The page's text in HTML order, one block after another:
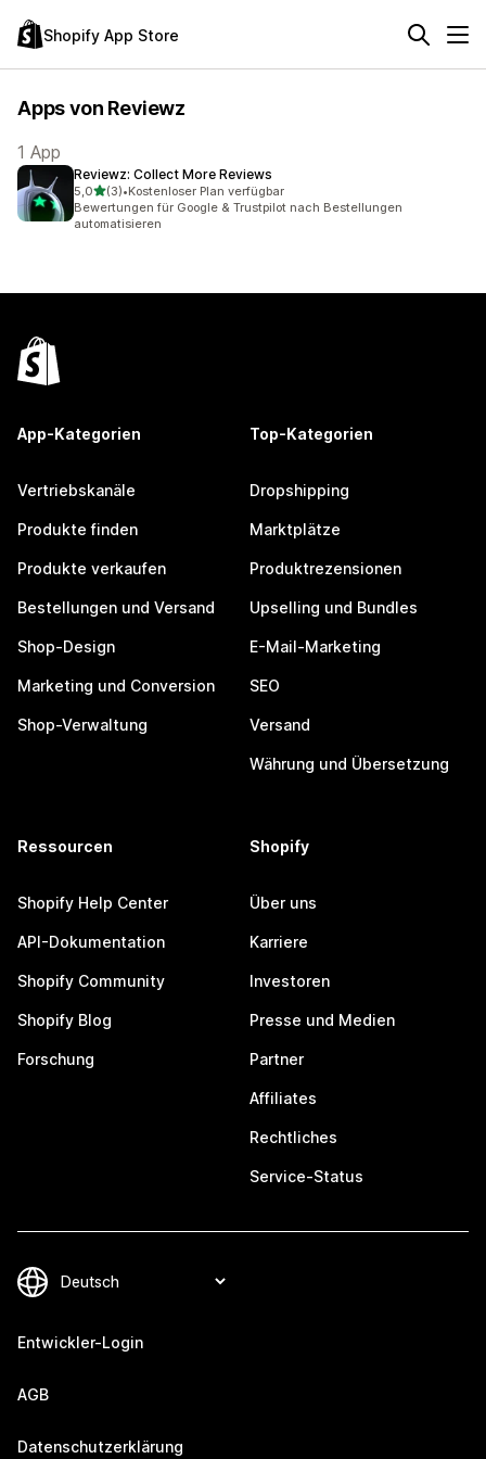
Shopify App Store
Apps von Reviewz
1 App
Reviewz: Collect More Reviews
5,0von 5 Sternen
(3)
3 Rezensionen insgesamt
•Kostenloser Plan verfügbar
Bewertungen für Google & Trustpilot nach Bestellungen
automatisieren
App-Kategorien
Vertriebskanäle
Produkte finden
Produkte verkaufen
Bestellungen und Versand
Shop-Design
Marketing und Conversion
Shop-Verwaltung
Top-Kategorien
Dropshipping
Marktplätze
Produktrezensionen
Upselling und Bundles
E-Mail-Marketing
SEO
Versand
Währung und Übersetzung
Ressourcen
Shopify Help Center
API-Dokumentation
Shopify Community
Shopify Blog
Forschung
Shopify
Über uns
Karriere
Investoren
Presse und Medien
Partner
Affiliates
Rechtliches
Service-Status
Entwickler-Login
AGB
Datenschutzerklärung